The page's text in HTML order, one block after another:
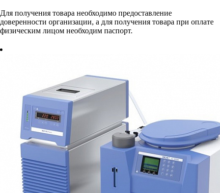
Для получения товара необходимо предоставление
доверенности организации, а для получения товара при оплате
физическим лицом необходим паспорт.